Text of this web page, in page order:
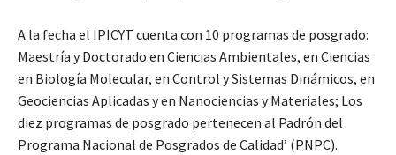
A la fecha el IPICYT cuenta con 10 programas de posgrado:
Maestría y Doctorado en Ciencias Ambientales, en Ciencias
en Biología Molecular, en Control y Sistemas Dinámicos, en
Geociencias Aplicadas y en Nanociencias y Materiales; Los
diez programas de posgrado pertenecen al Padrón del
Programa Nacional de Posgrados de Calidad’ (PNPC).